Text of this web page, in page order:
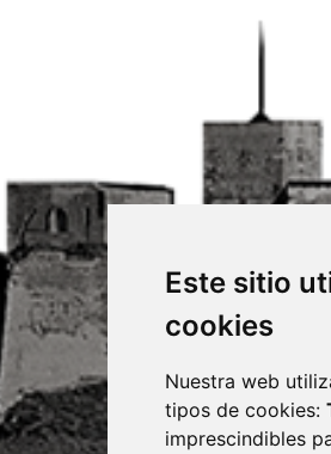
Este sitio
cookies
Nuestra web
tipos de cookies:
imprescindibles